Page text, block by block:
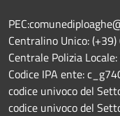
Centralino Unico:
Centrale Polizia
Codice IPA ente:
codice univoco del
codice univoco del